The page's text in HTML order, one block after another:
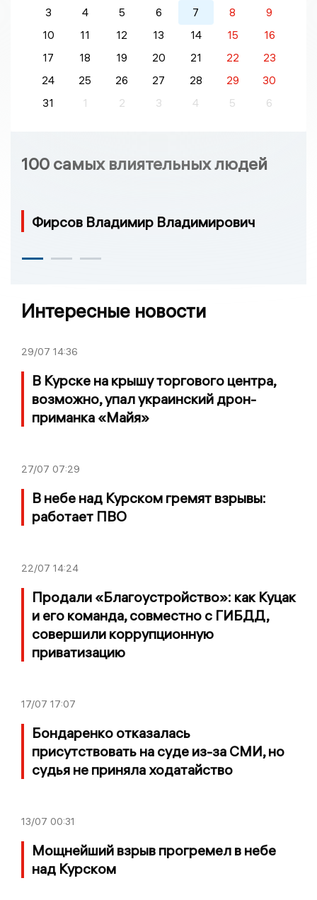
3
4 5 6 7 8
9
10
11 12 13 14 15
16
17
18 19 20 21 22
23
24
25 26 27 28 29
30
31
1 2 3 4 5 6
100 самых влиятельных людей
Фирсов Владимир Владимирович
Интересные новости
29/07 14:36
В Курске на крышу торгового центра,
возможно, упал украинский дрон-
приманка «Майя»
27/07 07:29
В небе над Курском гремят взрывы:
работает ПВО
22/07 14:24
Продали «Благоустройство»: как Куцак
и его команда, совместно с ГИБДД,
совершили коррупционную
приватизацию
17/07 17:07
Бондаренко отказалась
присутствовать на суде из-за СМИ, но
судья не приняла ходатайство
13/07 00:31
Мощнейший взрыв прогремел в небе
над Курском